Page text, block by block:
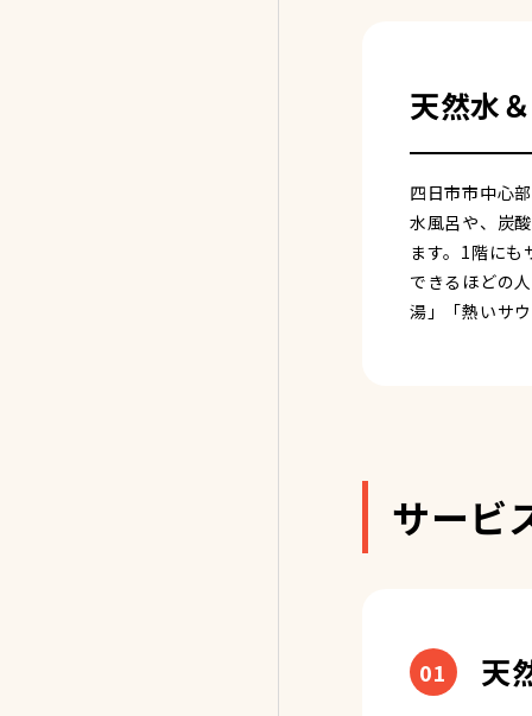
天然水
四日市市中心
水風呂や、炭
ます。1階に
できるほどの
湯」「熱いサ
サービ
01 天